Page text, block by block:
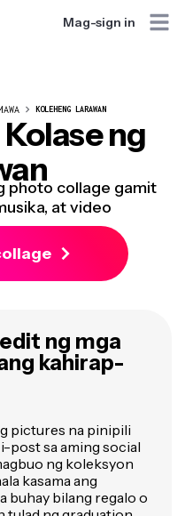
Mag-sign in
KOLEHENG LARAWAN
ng
photo collage gamit
at video
ng mga
kahirap-
pictures na pinipili
post sa aming social
ng koleksyon
kasama ang
buhay bilang regalo o